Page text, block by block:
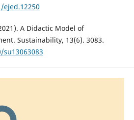
A Didactic Model of
Sustainability, 13(6). 3083.